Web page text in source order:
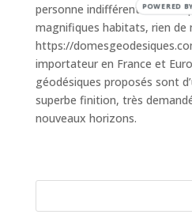
personne indifférent. Pour se
magnifiques habitats, rien de
https://
importateur en France et
géodésiques proposés sont
superbe finition, très
nouveaux horizons.
POWERED